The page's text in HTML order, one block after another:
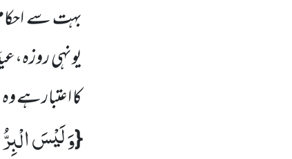
بہت سے
یونہی
کا اعتبارہے
{وَ لَیْسَ الْبِرُّ